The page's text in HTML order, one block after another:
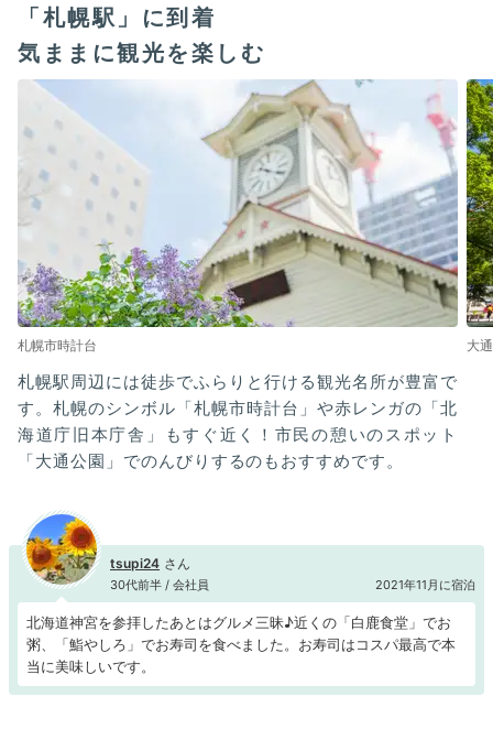
「札幌駅」に到着
気ままに観光を楽しむ
札幌市時計台 大
札幌駅周辺には徒歩でふらりと行ける観光名所が豊富で
す。札幌のシンボル「札幌市時計台」や赤レンガの「北
海道庁旧本庁舎」もすぐ近く！市民の憩いのスポット
「大通公園」でのんびりするのもおすすめです。
tsupi24
30代前半 / 会社員 2021年11月に宿泊
北海道神宮を参拝したあとはグルメ三昧♪近くの「白鹿食堂」でお
粥、「鮨やしろ」でお寿司を食べました。お寿司はコスパ最高で本
当に美味しいです。